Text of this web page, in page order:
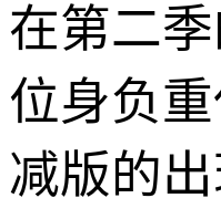
在第二
位身负
减版的